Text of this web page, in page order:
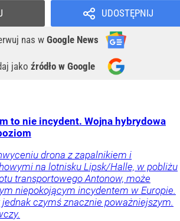
UDOSTĘPNIJ
nas w Google News
jako źródło w Google
to nie incydent. Wojna hybrydowa
drona z zapalnikiem i
na lotnisku Lipsk/Halle, w pobliżu
transportowego Antonow, może
niepokojącym incydentem w Europie.
czymś znacznie poważniejszym.